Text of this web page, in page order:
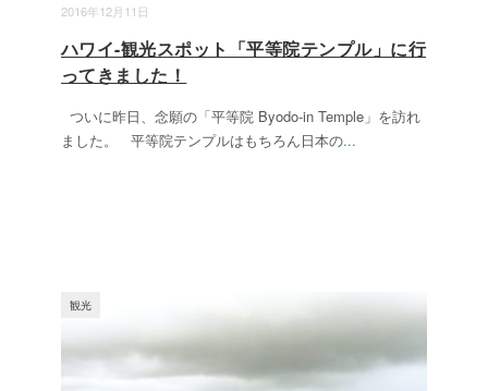
2016年12月11日
ハワイ-観光スポット「平等院テンプル」に行
ってきました！
ついに昨日、念願の「平等院 Byodo-in Temple」を訪れ
ました。 平等院テンプルはもちろん日本の...
観光